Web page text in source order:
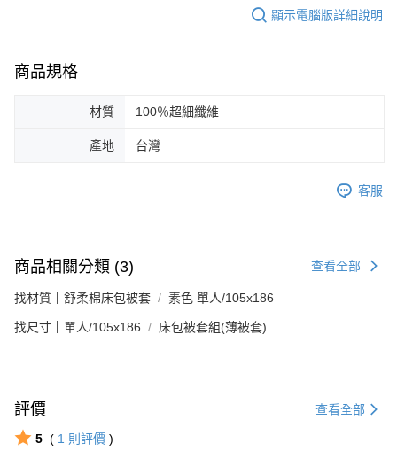
顯示電腦版詳細說明
商品規格
材質 100％超細纖維
產地 台灣
客服
商品相關分類 (3) 查看全部
找材質┃舒柔棉床包被套 素色 單人/105x186
找尺寸┃單人/105x186 床包被套組(薄被套)
評價 查看全部
5 ( 1 則評價 )